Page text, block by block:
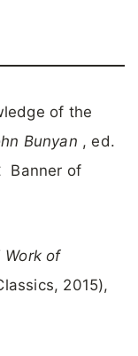
of the
Bunyan , ed.
Banner of
Work of
2015),